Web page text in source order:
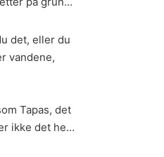
det, eller du
vandene,
Tapas, det
ikke det he…